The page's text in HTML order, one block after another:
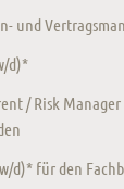
und
d)*
/ Risk
d)* für den